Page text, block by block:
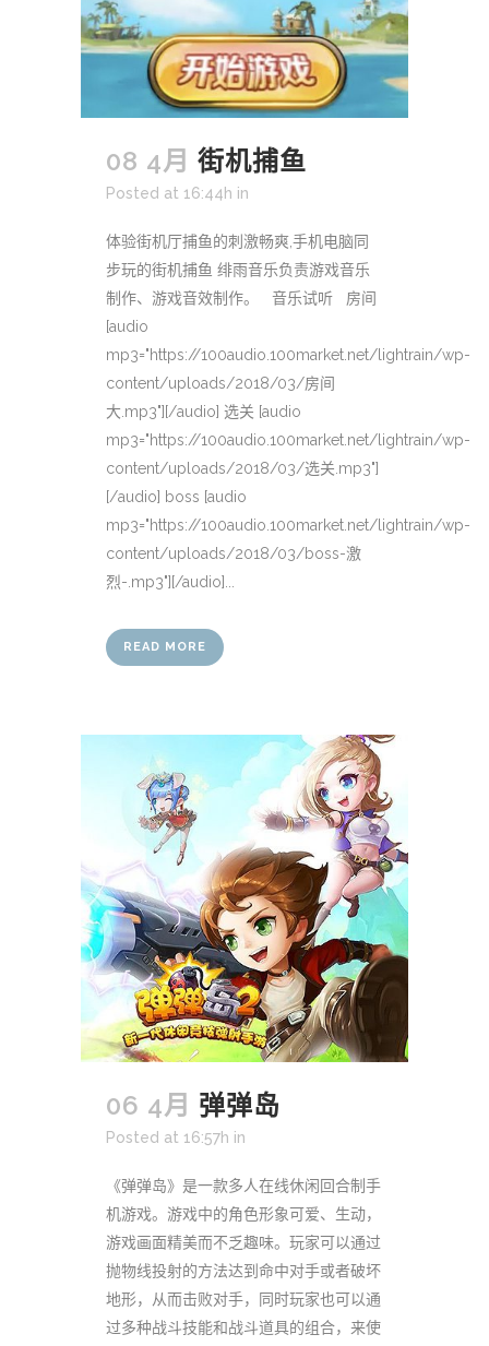
08 4月 街机捕鱼
Posted at 16:44h in
体验街机厅捕鱼的刺激畅爽,手机电脑同
步玩的街机捕鱼 绯雨音乐负责游戏音乐
制作、游戏音效制作。 音乐试听 房间
[audio
mp3="https://100audio.100market.net/lightrain/wp-
content/uploads/2018/03/房间
大.mp3"][/audio] 选关 [audio
mp3="https://100audio.100market.net/lightrain/wp-
content/uploads/2018/03/选关.mp3"]
[/audio] boss [audio
mp3="https://100audio.100market.net/lightrain/wp-
content/uploads/2018/03/boss-激
烈-.mp3"][/audio]...
READ MORE
06 4月 弹弹岛
Posted at 16:57h in
《弹弹岛》是一款多人在线休闲回合制手
机游戏。游戏中的角色形象可爱、生动，
游戏画面精美而不乏趣味。玩家可以通过
抛物线投射的方法达到命中对手或者破坏
地形，从而击败对手，同时玩家也可以通
过多种战斗技能和战斗道具的组合，来使